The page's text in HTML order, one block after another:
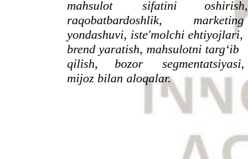
mahsulot
sifatini
oshirish,
raqobatbardoshlik,
marketing
yondashuvi, iste'molchi ehtiyojlari,
brend yaratish, mahsulotni targ‘ib
qilish,
bozor
segmentatsiyasi,
mijoz bilan aloqalar.